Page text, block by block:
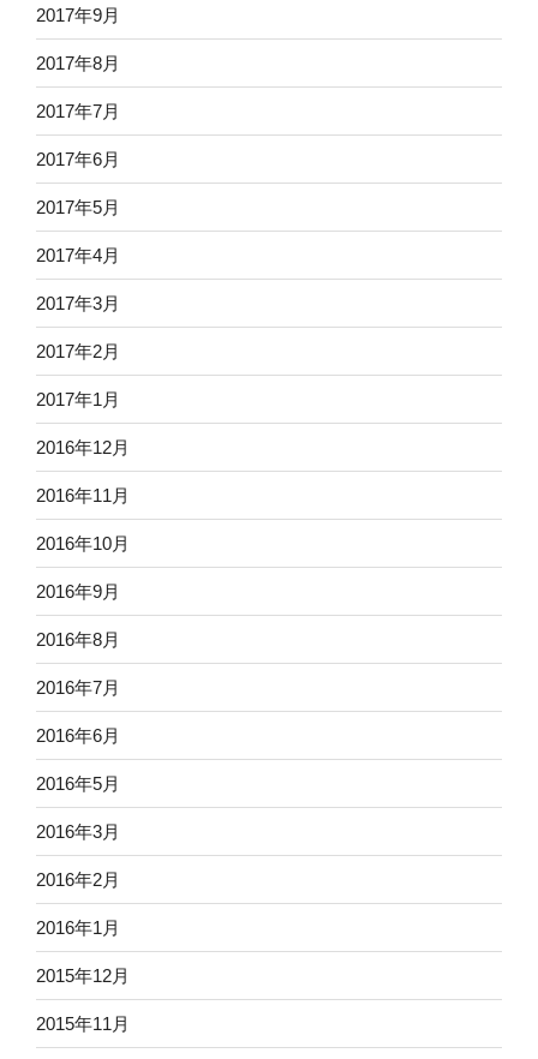
2017年9月
2017年8月
2017年7月
2017年6月
2017年5月
2017年4月
2017年3月
2017年2月
2017年1月
2016年12月
2016年11月
2016年10月
2016年9月
2016年8月
2016年7月
2016年6月
2016年5月
2016年3月
2016年2月
2016年1月
2015年12月
2015年11月